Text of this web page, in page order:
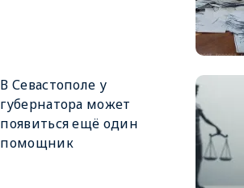
В Севастополе у
губернатора может
появиться ещё один
помощник